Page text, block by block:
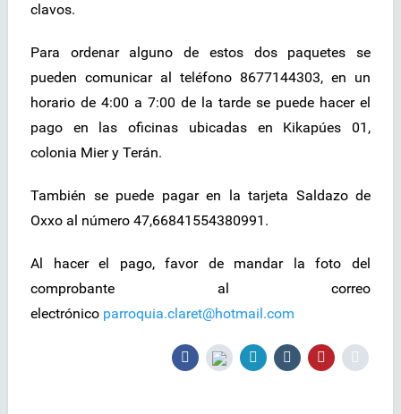
clavos.
Para ordenar alguno de estos dos paquetes se
pueden comunicar al teléfono 8677144303, en un
horario de 4:00 a 7:00 de la tarde se puede hacer el
pago en las oficinas ubicadas en Kikapúes 01,
colonia Mier y Terán.
También se puede pagar en la tarjeta Saldazo de
Oxxo al número 47,66841554380991.
Al hacer el pago, favor de mandar la foto del
comprobante al correo
electrónico parroquia.claret@hotmail.com